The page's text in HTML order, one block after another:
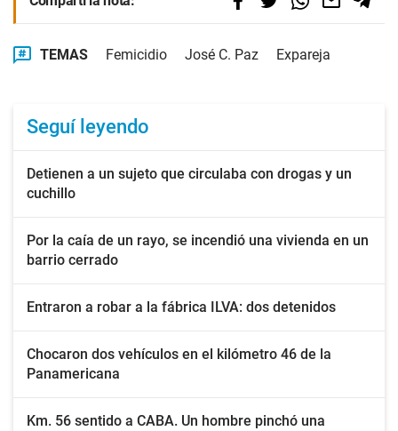
TEMAS Femicidio José C. Paz Expareja
Seguí leyendo
Detienen a un sujeto que circulaba con drogas y un
cuchillo
Por la caía de un rayo, se incendió una vivienda en un
barrio cerrado
Entraron a robar a la fábrica ILVA: dos detenidos
Chocaron dos vehículos en el kilómetro 46 de la
Panamericana
Km. 56 sentido a CABA. Un hombre pinchó una